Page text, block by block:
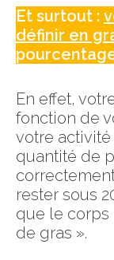
Et surtout :
définir en
En effet,
fonction de
votre activité
quantité de
rester sous
que le corps
de gras ».